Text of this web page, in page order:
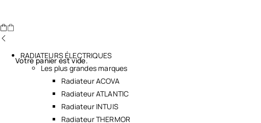
Votre panier est vide.
RADIATEURS ÉLECTRIQUES
Les plus grandes marques
Radiateur ACOVA
Radiateur ATLANTIC
Radiateur INTUIS
Radiateur THERMOR